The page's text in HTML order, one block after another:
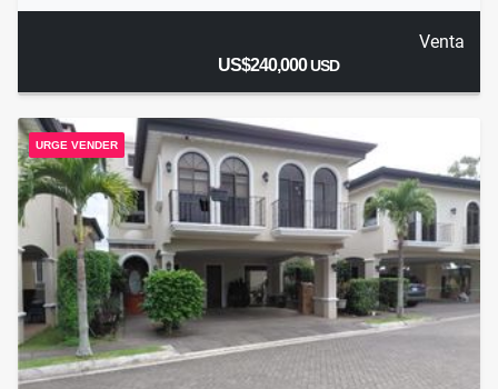
Venta
US$240,000USD
URGE VENDER